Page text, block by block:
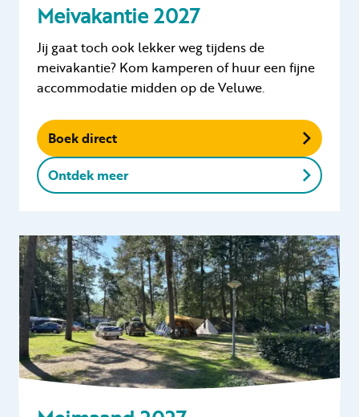
Meivakantie 2027
Jij gaat toch ook lekker weg tijdens de
meivakantie? Kom kamperen of huur een fijne
accommodatie midden op de Veluwe.
Boek direct
Ontdek meer